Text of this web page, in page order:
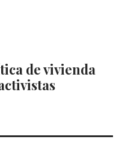
de vivienda